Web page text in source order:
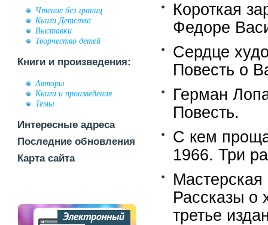
Чтение без границ
Книги Детства
Выставки
Творчество детей
Книги и произведения:
Авторы
Книги и произведения
Темы
Интересные адреса
Последние обновления
Карта сайта
Короткая
Федоре
Сердце
Повесть о
Герман
Повесть.
С кем
1966. Три
Рассказы о
третье